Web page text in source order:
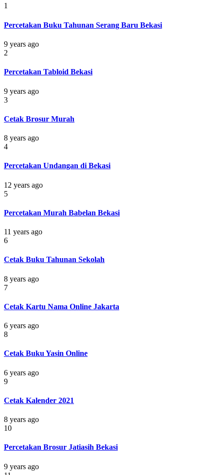
1
Percetakan Buku Tahunan Serang Baru Bekasi
9 years ago
2
Percetakan Tabloid Bekasi
9 years ago
3
Cetak Brosur Murah
8 years ago
4
Percetakan Undangan di Bekasi
12 years ago
5
Percetakan Murah Babelan Bekasi
11 years ago
6
Cetak Buku Tahunan Sekolah
8 years ago
7
Cetak Kartu Nama Online Jakarta
6 years ago
8
Cetak Buku Yasin Online
6 years ago
9
Cetak Kalender 2021
8 years ago
10
Percetakan Brosur Jatiasih Bekasi
9 years ago